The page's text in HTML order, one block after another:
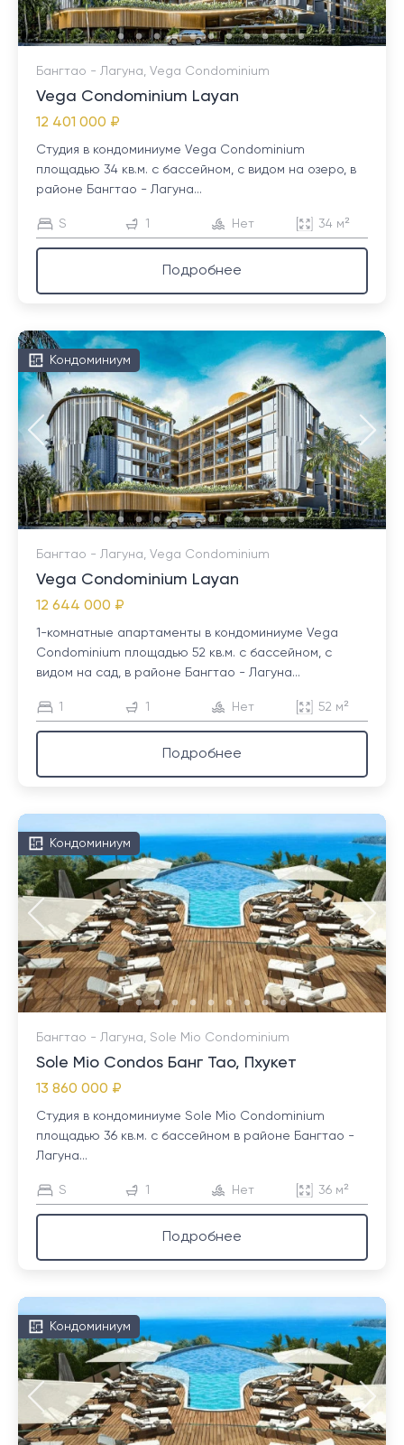
Бангтао - Лагуна, Vega Condominium
Vega Condominium Layan
12 401 000 ₽
Студия в кондоминиуме Vega Condominium
площадью 34 кв.м. с бассейном, с видом на озеро, в
районе Бангтао - Лагуна...
S 1 Нет 34 м²
Подробнее
Кондоминиум
Бангтао - Лагуна, Vega Condominium
Vega Condominium Layan
12 644 000 ₽
1-комнатные апартаменты в кондоминиуме Vega
Condominium площадью 52 кв.м. с бассейном, с
видом на сад, в районе Бангтао - Лагуна...
1 1 Нет 52 м²
Подробнее
Кондоминиум
Бангтао - Лагуна, Sole Mio Condominium
Sole Mio Condos Банг Тао, Пхукет
13 860 000 ₽
Студия в кондоминиуме Sole Mio Condominium
площадью 36 кв.м. с бассейном в районе Бангтао -
Лагуна...
S 1 Нет 36 м²
Подробнее
Кондоминиум